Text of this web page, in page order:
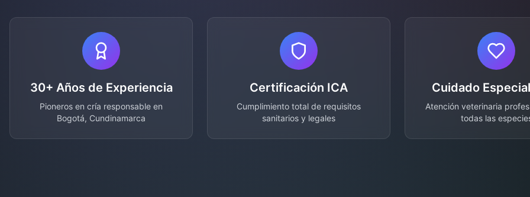
30+ Años de Experiencia
Pioneros en cría responsable en
Bogotá, Cundinamarca
Certificación ICA
Cumplimiento total de requisitos
sanitarios y legales
Cuidado
Atención veterinaria
todas las